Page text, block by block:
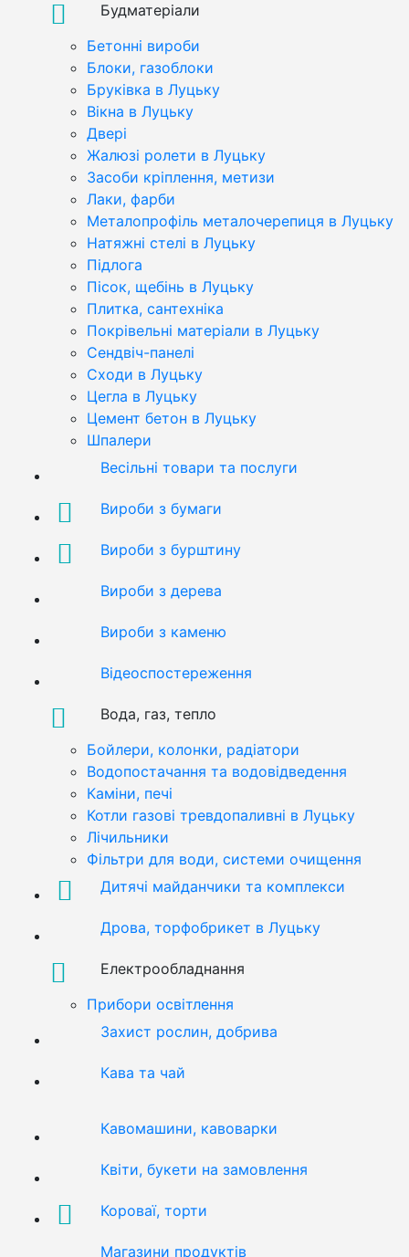
Будматеріали
Бетонні вироби
Блоки, газоблоки
Бруківка в Луцьку
Вікна в Луцьку
Двері
Жалюзі ролети в Луцьку
Засоби кріплення, метизи
Лаки, фарби
Металопрофіль металочерепиця в Луцьку
Натяжні стелі в Луцьку
Підлога
Пісок, щебінь в Луцьку
Плитка, сантехніка
Покрівельні матеріали в Луцьку
Сендвіч-панелі
Сходи в Луцьку
Цегла в Луцьку
Цемент бетон в Луцьку
Шпалери
Весільні товари та послуги
Вироби з бумаги
Вироби з бурштину
Вироби з дерева
Вироби з каменю
Відеоспостереження
Вода, газ, тепло
Бойлери, колонки, радіатори
Водопостачання та водовідведення
Каміни, печі
Котли газові тревдопаливні в Луцьку
Лічильники
Фільтри для води, системи очищення
Дитячі майданчики та комплекси
Дрова, торфобрикет в Луцьку
Електрообладнання
Прибори освітлення
Захист рослин, добрива
Кава та чай
Кавомашини, кавоварки
Квіти, букети на замовлення
Короваї, торти
Магазини продуктів